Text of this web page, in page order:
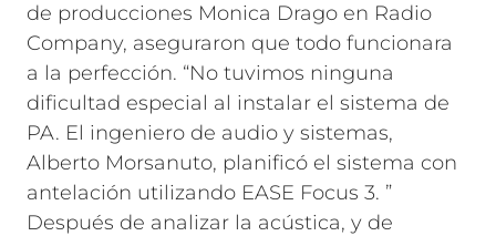
de producciones Monica Drago en Radio
Company, aseguraron que todo funcionara
a la perfección. “No tuvimos ninguna
dificultad especial al instalar el sistema de
PA. El ingeniero de audio y sistemas,
Alberto Morsanuto, planificó el sistema con
antelación utilizando EASE Focus 3. ”
Después de analizar la acústica, y de